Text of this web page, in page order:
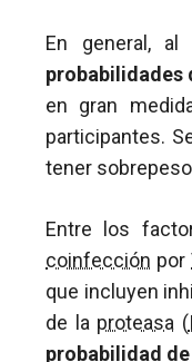
En general,
probabilidades
en gran
participantes.
tener
Entre los
coinfección por
que incluyen
de la proteasa (
probabilidad